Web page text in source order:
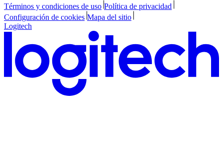
Términos y condiciones de uso Política de privacidad
Configuración de cookies Mapa del sitio
Logitech